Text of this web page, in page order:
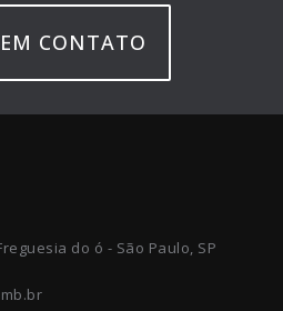
CONTATO
do ó - São Paulo, SP